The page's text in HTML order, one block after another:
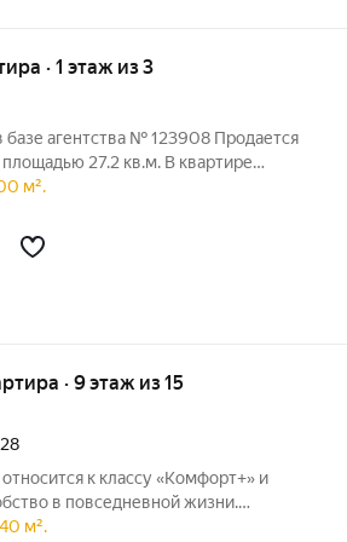
· 1 этаж из 3
агентства № 123908 Продается
27.2 кв.м. В квартире
Компактная кухня. Очень уютная.
м².
· 9 этаж из 15
к классу «Комфорт+» и
в повседневной жизни.
развивающемся районе с
м².